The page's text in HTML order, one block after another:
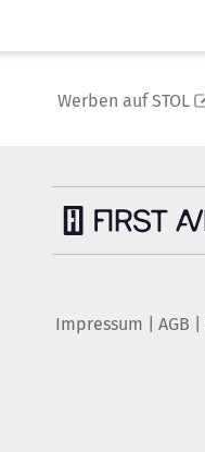
Werben auf STOL
Impressum AGB